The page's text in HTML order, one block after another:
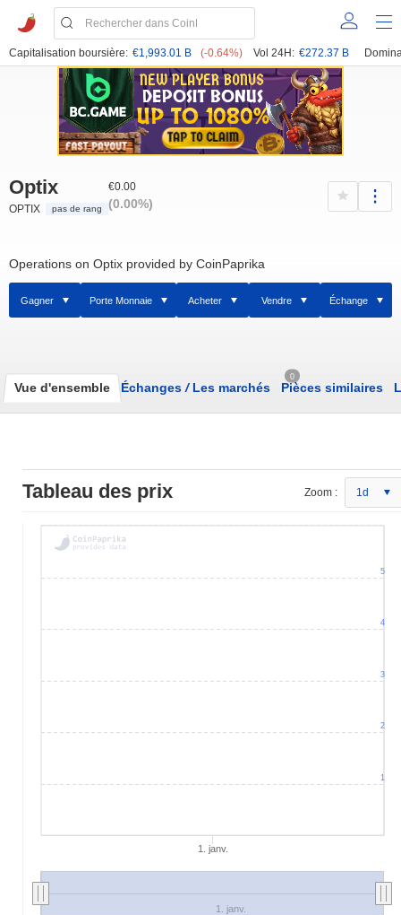
Capitalisation boursière: €1,993.01 B (-0.64%) Vol 24H: €272.37 B
Optix
OPTIX pas de rang
€0.00
(0.00%)
Operations on Optix provided by CoinPaprika
Gagner Porte Monnaie Acheter Vendre Échange
Vue d'ensemble Échanges /Les marchés
0
Pièces similaires
Tableau des prix Zoom : 1d
1. janv.
1. janv.
1
2
3
4
5